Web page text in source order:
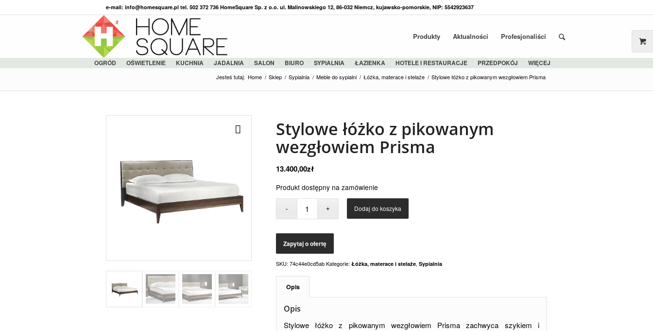
e-mail: info@homesquare.pl tel. 502 372 736 HomeSquare Sp. z o.o. ul. Malinowskiego 12, 86-032 Niemcz, kujawsko-pomorskie, NIP: 5542923637
Produkty Aktualności Profesjonaliści
OGRÓD OŚWIETLENIE KUCHNIA JADALNIA SALON BIURO SYPIALNIA ŁAZIENKA HOTELE I RESTAURACJE PRZEDPOKÓJ WIĘCEJ
Jesteś tutaj: Home / Sklep / Sypialnia / Meble do sypialni / Łóżka, materace i stelaże / Stylowe łóżko z pikowanym wezgłowiem Prisma
Stylowe łóżko z pikowanym
wezgłowiem Prisma
13.400,00zł
Produkt dostępny na zamówienie
Dodaj do koszyka
SKU: 74c44e0cd5ab Kategorie: Łóżka, materace i stelaże, Sypialnia
Opis
Opis
Stylowe łóżko z pikowanym wezgłowiem Prisma zachwyca szykiem i